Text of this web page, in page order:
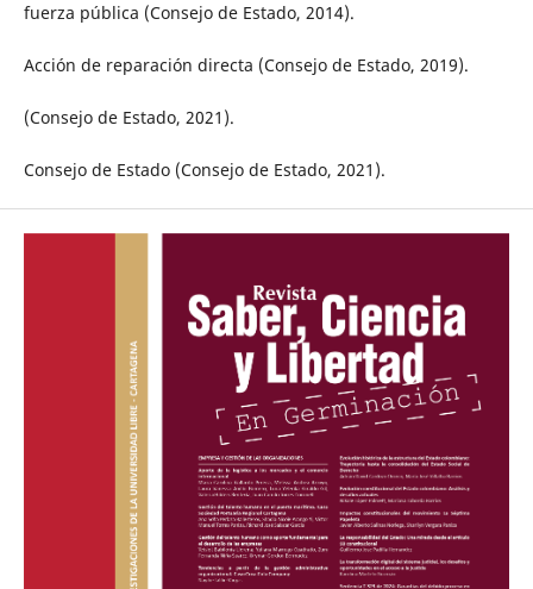
fuerza pública (Consejo de Estado, 2014).
Acción de reparación directa (Consejo de Estado, 2019).
(Consejo de Estado, 2021).
Consejo de Estado (Consejo de Estado, 2021).